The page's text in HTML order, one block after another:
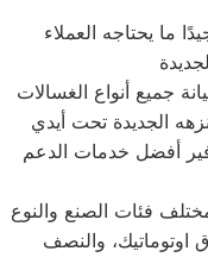
ما يحتاجه العملاء
جميع أنواع الغسالات
الجديدة تحت أيدي
أفضل خدمات الدعم
فئات الصنع والنوع
اوتوماتيك، والنصف